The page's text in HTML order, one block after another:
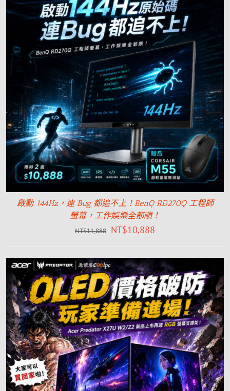
啟動 144Hz，連 Bug 都追不上！BenQ RD270Q 工程師
螢幕，工作娛樂全都順！
NT$11,888 NT$10,888